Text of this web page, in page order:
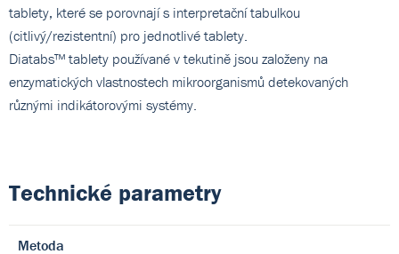
tablety, které se porovnají s interpretační tabulkou
(citlivý/rezistentní) pro jednotlivé tablety.
Diatabs™ tablety používané v tekutině jsou založeny na
enzymatických vlastnostech mikroorganismů detekovaných
různými indikátorovými systémy.
Technické parametry
Metoda